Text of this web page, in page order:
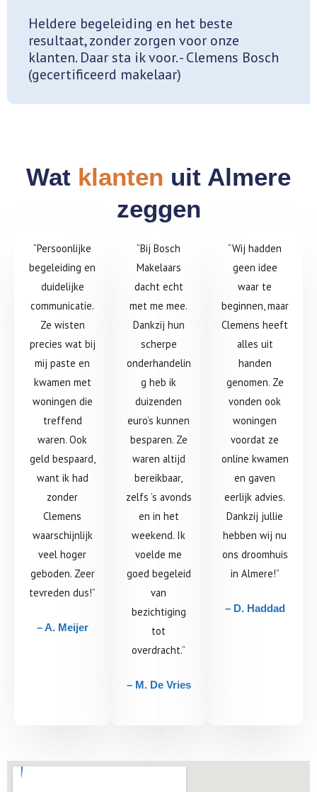
Heldere begeleiding en het beste
resultaat, zonder zorgen voor onze
klanten. Daar sta ik voor. - Clemens Bosch
(gecertificeerd makelaar)
Wat klanten uit Almere
zeggen
“Persoonlijke
begeleiding en
duidelijke
communicatie.
Ze wisten
precies wat bij
mij paste en
kwamen met
woningen die
treffend
waren. Ook
geld bespaard,
want ik had
zonder
Clemens
waarschijnlijk
veel hoger
geboden. Zeer
tevreden dus!”
– A. Meijer
“Bij Bosch
Makelaars
dacht echt
met me mee.
Dankzij hun
scherpe
onderhandelin
g heb ik
duizenden
euro’s kunnen
besparen. Ze
waren altijd
bereikbaar,
zelfs ’s avonds
en in het
weekend. Ik
voelde me
goed begeleid
van
bezichtiging
tot
overdracht.”
– M. De Vries
“Wij hadden
geen idee
waar te
beginnen, maar
Clemens heeft
alles uit
handen
genomen. Ze
vonden ook
woningen
voordat ze
online kwamen
en gaven
eerlijk advies.
Dankzij jullie
hebben wij nu
ons droomhuis
in Almere!”
– D. Haddad